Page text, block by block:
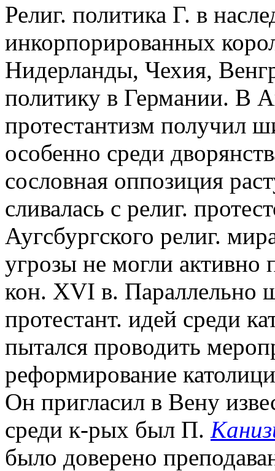
Религ. политика Г. в
инкорпорированных
Нидерланды, Чехия,
политику в Германии. В
протестантизм получил
особенно среди
сословная оппозиция
сливалась с религ.
Аугсбургского религ.
угрозы не могли активно
кон. XVI в. Параллельно
протестант. идей среди
пытался проводить
реформирование
Он пригласил в Вену
среди к-рых был П.
было доверено